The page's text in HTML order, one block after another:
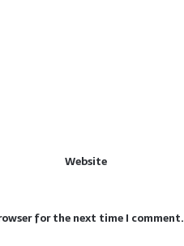
Website
for the next time I comment.